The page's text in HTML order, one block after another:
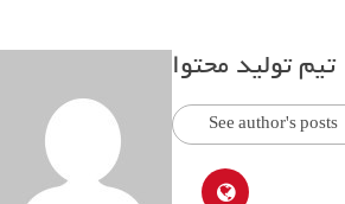
تیم تولید محتوا
See author's posts